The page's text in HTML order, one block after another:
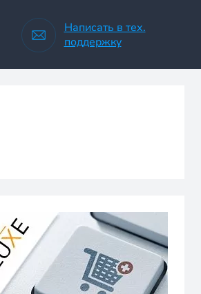
Написать в тех.
поддержку